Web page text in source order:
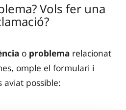
Vols fer una
o problema relacionat
omple el formulari i
aviat possible: